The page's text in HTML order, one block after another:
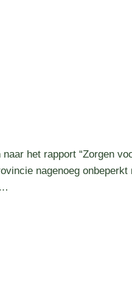
het rapport “Zorgen
nagenoeg